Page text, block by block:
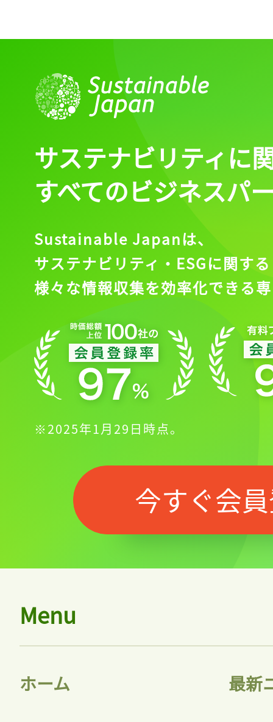
サステナビリティに
すべてのビジネスパ
Sustainable Japanは、
サステナビリティ・ESGに関する
様々な情報収集を効率化できる
※2025年1月29日時点。
今すぐ会
Menu
ホーム 最新